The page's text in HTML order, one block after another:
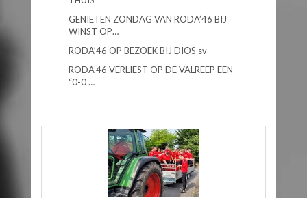
GENIETEN ZONDAG VAN RODA’46 BIJ
WINST OP…
RODA’46 OP BEZOEK BIJ DIOS sv
RODA’46 VERLIEST OP DE VALREEP EEN
“0-0 …